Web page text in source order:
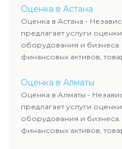
определяют рыночную
рассчитывают ущерб. Все
требованиям
сделок, кредитования и
Оценка в Астана
Оценка в Астана -
предлагает услуги
оборудования и
финансовых активов,
оценка животных и
определяют рыночную
рассчитывают ущерб. Все
требованиям
сделок, кредитования и
Оценка в Алматы
Оценка в Алматы -
предлагает услуги
оборудования и
финансовых активов,
оценка животных и